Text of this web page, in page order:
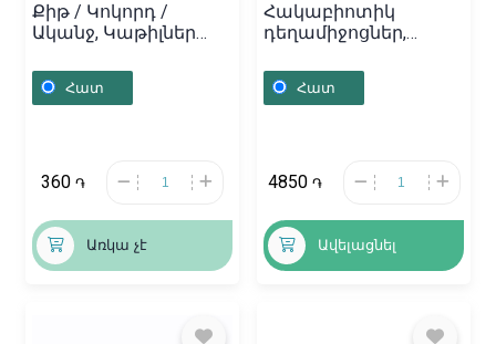
Քիթ / Կոկորդ /
Ականջ, Կաթիլներ
«Օտորալգին» 5գ,
Հայաստան
Հատ
360 ֏
Առկա չէ
Հակաբիոտիկ
դեղամիջոցներ,
100մգ, Սլովենիա
Հատ
4850 ֏
Ավելացնել